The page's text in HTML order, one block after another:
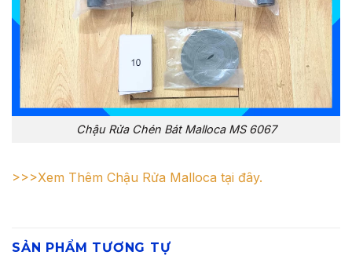
Chậu Rửa Chén Bát Malloca MS 6067
>>>Xem Thêm Chậu Rửa Malloca tại đây.
SẢN PHẨM TƯƠNG TỰ